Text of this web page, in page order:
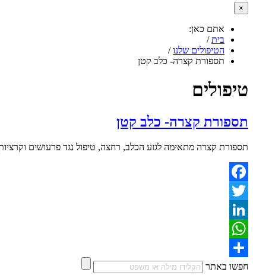
×
אתם כאן:
בית /
הטיפולים שלנו /
תספורת קצרה- כלב קטן
טיפולים
תספורת קצרה- כלב קטן
תספורת קצרה מתאימה לגזע הכלב, רחצה, טיפול נגד פרעושים וקרציות,
Facebook
Twitter
LinkedIn
WhatsApp
Share
חפשו באתר